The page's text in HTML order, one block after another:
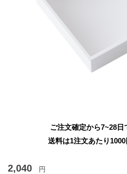
ご注文確定から7~28日
送料は1注文あたり 1000
2,040 円